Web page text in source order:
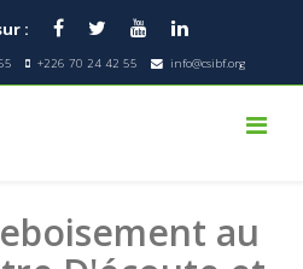
:
+226 70 24 42 55 info@csibf.org
au